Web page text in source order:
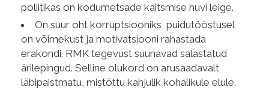
poliitikas on kodumetsade kaitsmise huvi leige.
On suur oht korruptsiooniks, puidutööstusel
on võimekust ja motivatsiooni rahastada
erakondi. RMK tegevust suunavad salastatud
ärilepingud. Selline olukord on arusaadavalt
läbipaistmatu, mistõttu kahjulik kohalikule elule.